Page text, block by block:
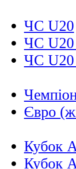
ЧС U20
ЧС U20
ЧС U20
Євро
Кубок
Кубок